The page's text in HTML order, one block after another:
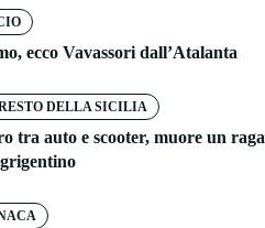
ecco Vavassori dall’Atalanta
DELLA SICILIA
tra auto e scooter, muore un